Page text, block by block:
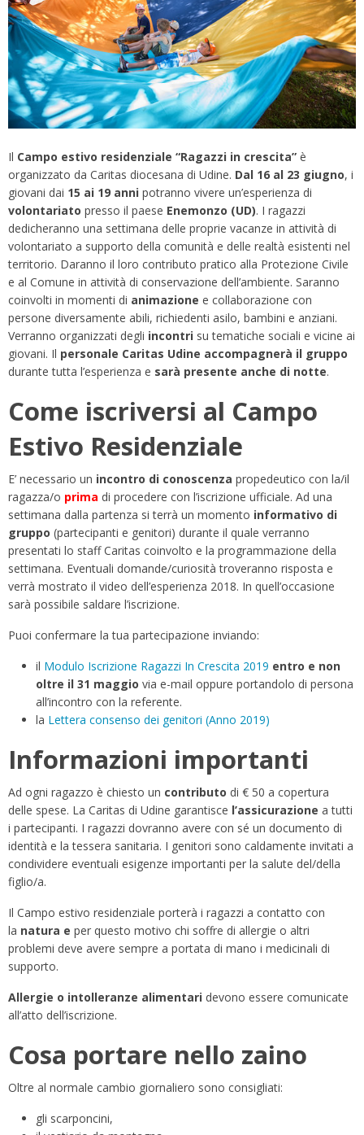
Il Campo estivo residenziale “Ragazzi in crescita” è
organizzato da Caritas diocesana di Udine. Dal 16 al 23 giugno, i
giovani dai 15 ai 19 anni potranno vivere un’esperienza di
volontariato presso il paese Enemonzo (UD). I ragazzi
dedicheranno una settimana delle proprie vacanze in attività di
volontariato a supporto della comunità e delle realtà esistenti nel
territorio. Daranno il loro contributo pratico alla Protezione Civile
e al Comune in attività di conservazione dell’ambiente. Saranno
coinvolti in momenti di animazione e collaborazione con
persone diversamente abili, richiedenti asilo, bambini e anziani.
Verranno organizzati degli incontri su tematiche sociali e vicine ai
giovani. Il personale Caritas Udine accompagnerà il gruppo
durante tutta l’esperienza e sarà presente anche di notte.
Come iscriversi al Campo
Estivo Residenziale
E’ necessario un incontro di conoscenza propedeutico con la/il
ragazza/o prima di procedere con l’iscrizione ufficiale. Ad una
settimana dalla partenza si terrà un momento informativo di
gruppo (partecipanti e genitori) durante il quale verranno
presentati lo staff Caritas coinvolto e la programmazione della
settimana. Eventuali domande/curiosità troveranno risposta e
verrà mostrato il video dell’esperienza 2018. In quell’occasione
sarà possibile saldare l’iscrizione.
Puoi confermare la tua partecipazione inviando:
il Modulo Iscrizione Ragazzi In Crescita 2019 entro e non
oltre il 31 maggio via e-mail oppure portandolo di persona
all’incontro con la referente.
la Lettera consenso dei genitori (Anno 2019)
Informazioni importanti
Ad ogni ragazzo è chiesto un contributo di € 50 a copertura
delle spese. La Caritas di Udine garantisce l’assicurazione a tutti
i partecipanti. I ragazzi dovranno avere con sé un documento di
identità e la tessera sanitaria. I genitori sono caldamente invitati a
condividere eventuali esigenze importanti per la salute del/della
figlio/a.
Il Campo estivo residenziale porterà i ragazzi a contatto con
la natura e per questo motivo chi soffre di allergie o altri
problemi deve avere sempre a portata di mano i medicinali di
supporto.
Allergie o intolleranze alimentari devono essere comunicate
all’atto dell’iscrizione.
Cosa portare nello zaino
Oltre al normale cambio giornaliero sono consigliati:
gli scarponcini,